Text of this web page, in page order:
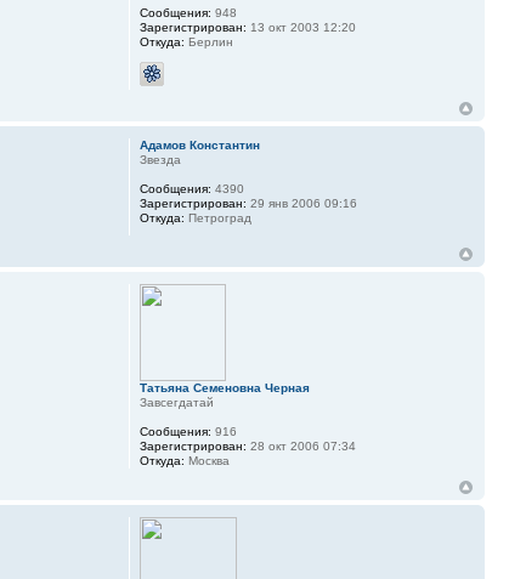
Сообщения: 948
Зарегистрирован: 13 окт 2003 12:20
Откуда: Берлин
Адамов Константин
Звезда
Сообщения: 4390
Зарегистрирован: 29 янв 2006 09:16
Откуда: Петроград
Татьяна Семеновна Черная
Завсегдатай
Сообщения: 916
Зарегистрирован: 28 окт 2006 07:34
Откуда: Москва